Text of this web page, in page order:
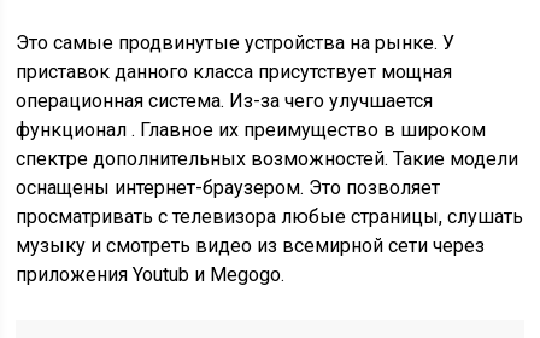
Это самые продвинутые устройства на рынке. У
приставок данного класса присутствует мощная
операционная система. Из-за чего улучшается
функционал . Главное их преимущество в широком
спектре дополнительных возможностей. Такие модели
оснащены интернет-браузером. Это позволяет
просматривать с телевизора любые страницы, слушать
музыку и смотреть видео из всемирной сети через
приложения Youtub и Megogo.